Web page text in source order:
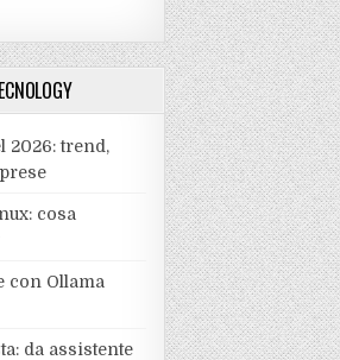
2026: trend,
cosa
con Ollama
da assistente